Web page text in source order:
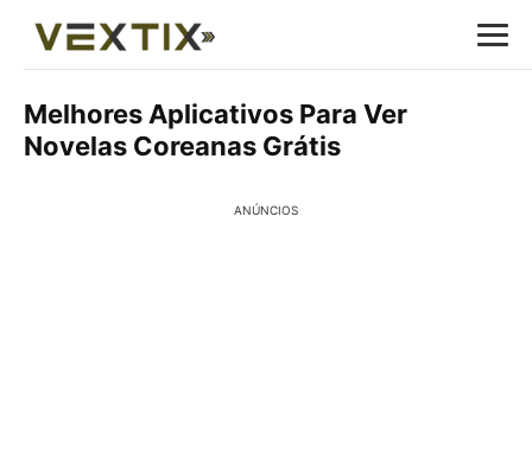
Melhores Aplicativos Para Ver
Novelas Coreanas Grátis
ANÚNCIOS